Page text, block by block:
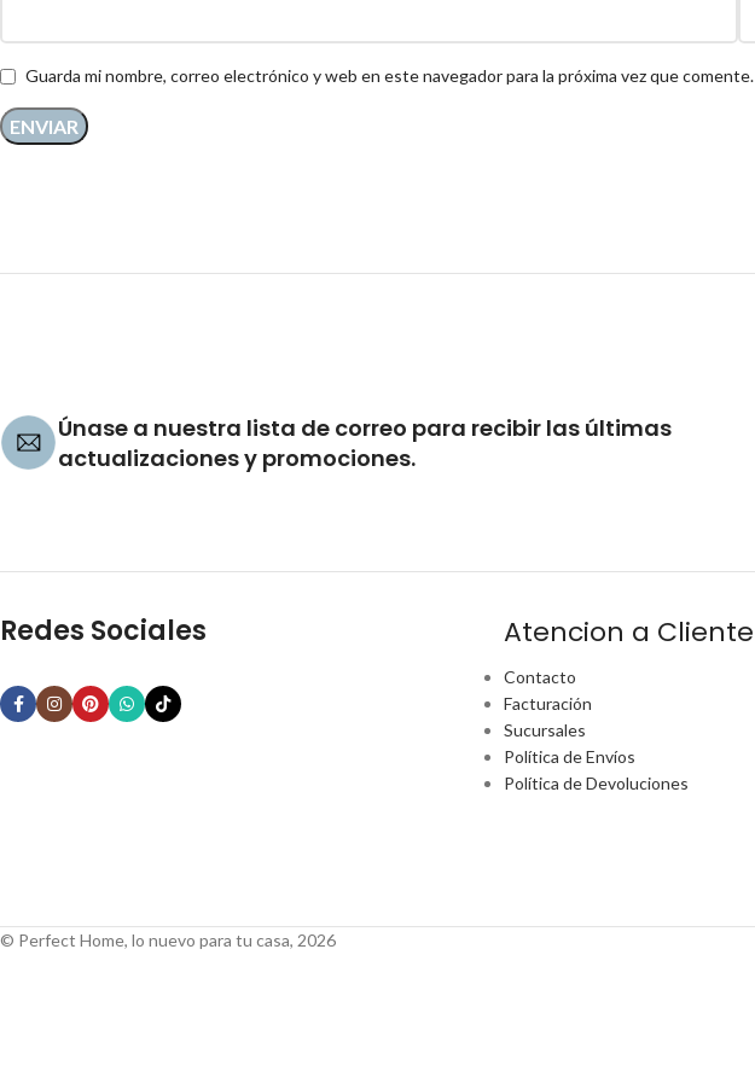
Guarda mi nombre, correo electrónico y web en este navegador para la próxima vez que comente.
Únase a nuestra lista de correo para recibir las últimas
actualizaciones y promociones.
Redes Sociales Atencion a Cliente
Contacto
Facturación
Sucursales
Política de Envíos
Política de Devoluciones
© Perfect Home, lo nuevo para tu casa, 2026